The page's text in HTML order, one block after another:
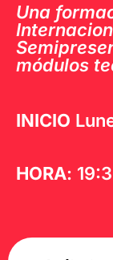
Una
módulos
INICIO
HORA: